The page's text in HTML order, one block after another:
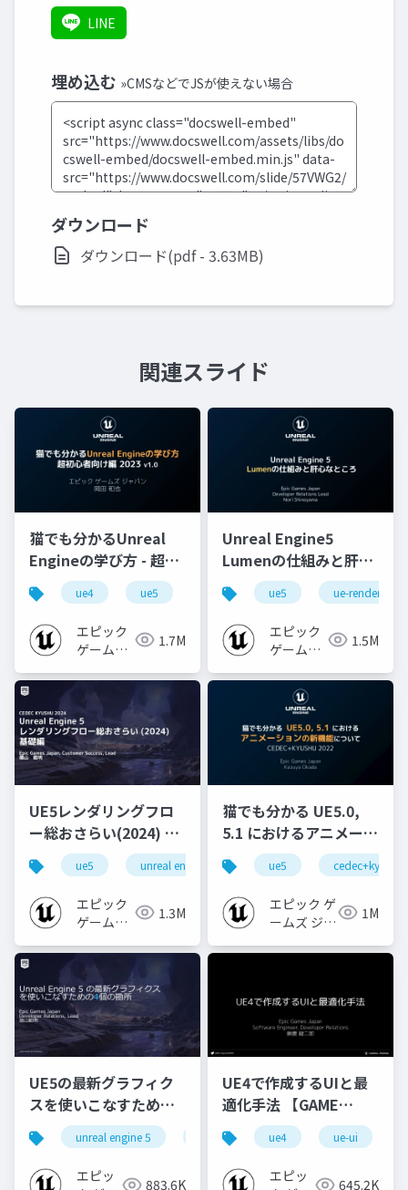
LINE
埋め込む »CMSなどでJSが使えない場合
ダウンロード
ダウンロード(pdf - 3.63MB)
関連スライド
猫でも分かるUnreal
Engineの学び方 - 超初
心者向け編 - 2023 v1.0
ue4 ue5 ue-beginner
エピック
ゲームズ
1.7M
Unreal Engine5
Lumenの仕組みと肝心
なところ
ue5 ue-rendering
エピック
ゲームズ
1.5M
UE5レンダリングフロ
ー総おさらい(2024) 基
礎編！
[CEDEC+KYUSHU
2024]
ue5 unreal engine ue-rendering
エピック
ゲームズ
1.3M
猫でも分かる UE5.0,
5.1 におけるアニメーシ
ョンの新機能について
【CEDEC+KYUSHU
2022】
ue5 cedec+kyushu
エピック ゲ
ームズ ジャ
1M
UE5の最新グラフィク
スを使いこなすための4
個の勘所
[CEDEC+KYUSHU
2023]
unreal engine 5 cedec cedec+kyushu
エピッ
883.6K
UE4で作成するUIと最
適化手法 【GAME
CREATORS
CONFERENCE '20】
ue4 ue-ui
エピッ
645.2K